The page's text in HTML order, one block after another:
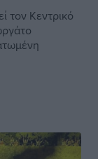
τον Κεντρικό